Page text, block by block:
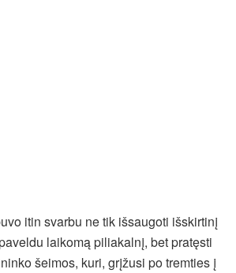
itin svarbu ne tik išsaugoti išskirtinį
laikomą piliakalnį, bet pratęsti
šeimos, kuri, grįžusi po tremties į